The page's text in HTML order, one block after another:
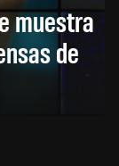
muestra
de